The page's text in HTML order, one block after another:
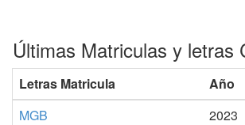
Últimas Matriculas y letras
Letras Matricula Año
MGB
2023